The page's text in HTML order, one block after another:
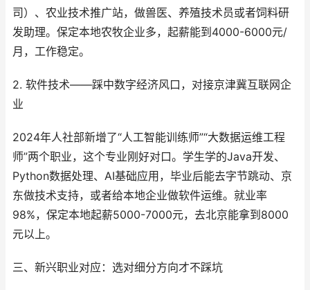
司）、农业技术推广站，做兽医、养殖技术员或者饲料研
发助理。保定本地农牧企业多，起薪能到4000-6000元/
月，工作稳定。
2. 软件技术——踩中数字经济风口，对接京津冀互联网企
业
2024年人社部新增了“人工智能训练师”“大数据运维工程
师”两个职业，这个专业刚好对口。学生学的Java开发、
Python数据处理、AI基础应用，毕业后能去字节跳动、京
东做技术支持，或者给本地企业做软件运维。就业率
98%，保定本地起薪5000-7000元，去北京能拿到8000
元以上。
三、新兴职业对应：选对细分方向才不踩坑